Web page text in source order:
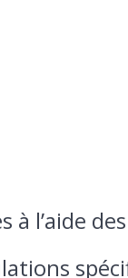
l’aide